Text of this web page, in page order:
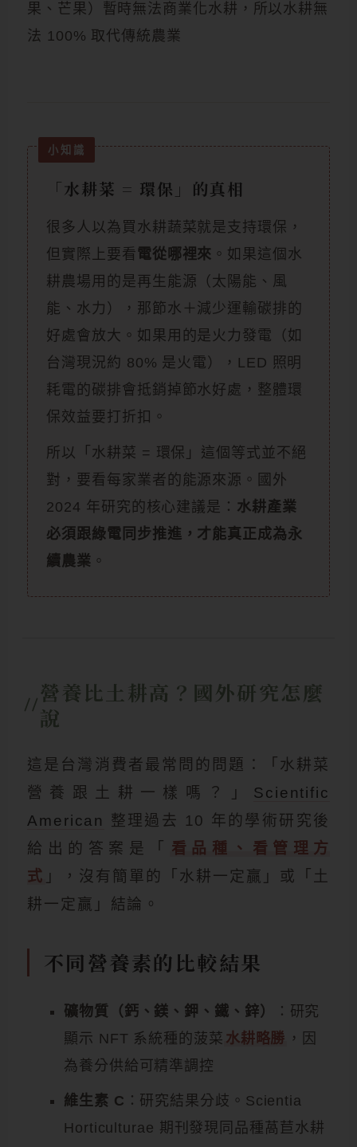
果、芒果）暫時無法商業化水耕，所以水耕無
法 100% 取代傳統農業
「水耕菜 = 環保」的真相
很多人以為買水耕蔬菜就是支持環保，
但實際上要看 電從哪裡來 。如果這個水
耕農場用的是再生能源（太陽能、風
能、水力），那節水＋減少運輸碳排的
好處會放大。如果用的是火力發電（如
台灣現況約 80% 是火電），LED 照明
耗電的碳排會抵銷掉節水好處，整體環
保效益要打折扣。
所以「水耕菜 = 環保」這個等式並不絕
對，要看每家業者的能源來源。國外
2024 年研究的核心建議是： 水耕產業
必須跟綠電同步推進，才能真正成為永
續農業 。
營養比土耕高？國外研究怎麼
說
這是台灣消費者最常問的問題：「水耕菜
營養跟土耕一樣嗎？」 Scientific
American
整理過去 10 年的學術研究後
給出的答案是「
看品種、看管理方
式 」，沒有簡單的「水耕一定贏」或「土
耕一定贏」結論。
不同營養素的比較結果
礦物質（鈣、鎂、鉀、鐵、鋅）
：研究
顯示 NFT 系統種的菠菜 水耕略勝 ，因
為養分供給可精準調控
維生素 C ：研究結果分歧。Scientia
Horticulturae 期刊發現同品種萵苣水耕